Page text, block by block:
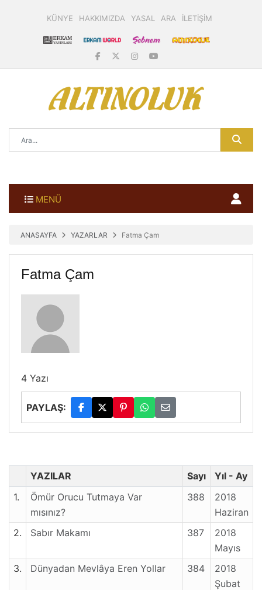
KÜNYE HAKKIMIZDA YASAL ARA İLETİŞİM
MENÜ
ANASAYFA YAZARLAR Fatma Çam
Fatma Çam
4 Yazı
PAYLAŞ:
YAZILAR Sayı
Yıl - Ay
1.
Ömür Orucu Tutmaya Var
mısınız?
388
2018
Haziran
2.
Sabır Makamı 387
2018
Mayıs
3.
Dünyadan Mevlâya Eren Yollar 384
2018
Şubat